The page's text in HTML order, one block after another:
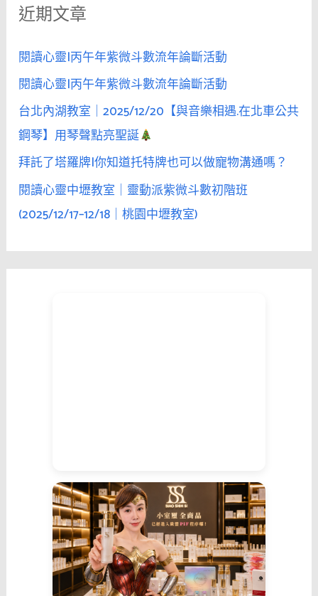
低
是
情
慾
的
開
關
字
近期文章
閱讀心靈|丙午年紫微斗數流年論斷活動
閱讀心靈|丙午年紫微斗數流年論斷活動
台北內湖教室｜2025/12/20【與音樂相遇.在北車公共
鋼琴】用琴聲點亮聖誕
拜託了塔羅牌|你知道托特牌也可以做寵物溝通嗎？
閱讀心靈中壢教室｜靈動派紫微斗數初階班
(2025/12/17–12/18｜桃園中壢教室)